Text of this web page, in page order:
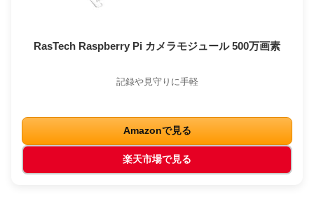
RasTech Raspberry Pi カメラモジュール 500万画素
記録や見守りに手軽
Amazonで見る
楽天市場で見る